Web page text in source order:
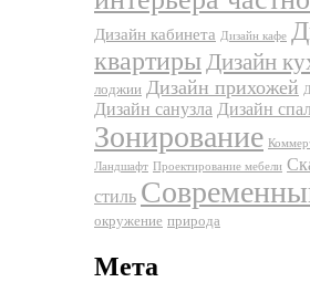
Дизайн кабинета Дизайн кафе
квартирыДизайн
лоджии Дизайн прихожей
Дизайн санузла Дизайн
Зонирование
Ландшафт Проектирование мебели
стиль
окружение природа
Мета